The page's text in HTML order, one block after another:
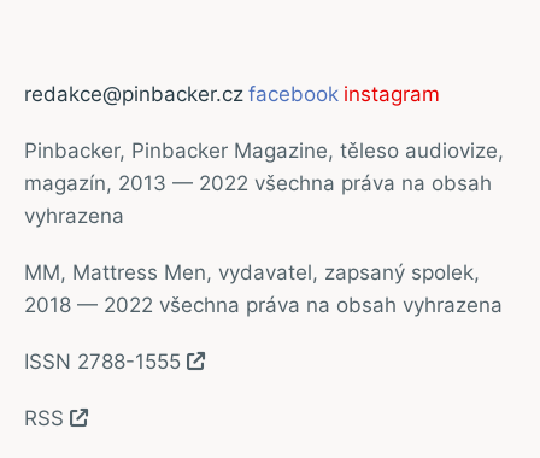
redakce@pinbacker.cz facebook instagram
Pinbacker, Pinbacker Magazine, těleso audiovize,
magazín, 2013 — 2022 všechna práva na obsah
vyhrazena
MM, Mattress Men, vydavatel, zapsaný spolek,
2018 — 2022 všechna práva na obsah vyhrazena
ISSN 2788-1555
RSS